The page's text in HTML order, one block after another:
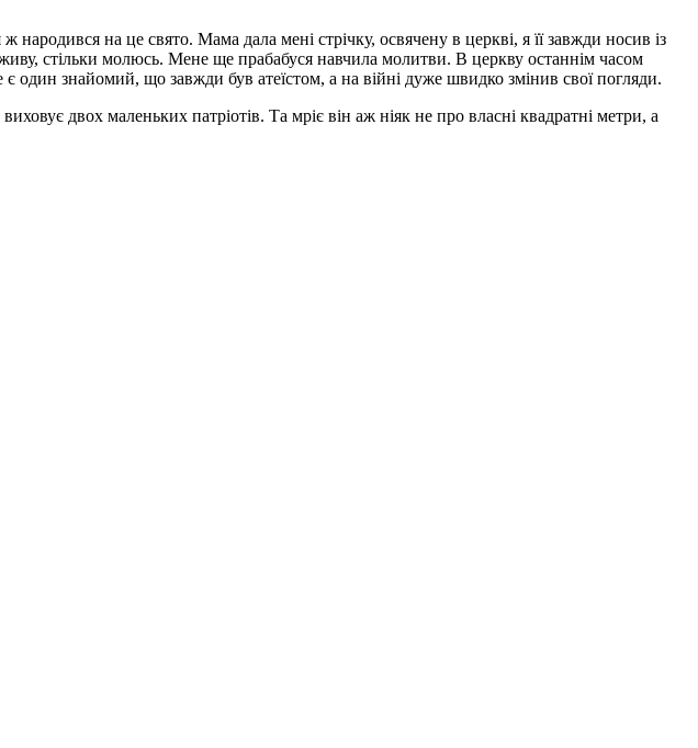
на це свято. Мама дала мені стрічку, освячену в церкві, я її завжди носив із
стільки молюсь. Мене ще прабабуся навчила молитви. В церкву останнім часом
один знайомий, що завжди був атеїстом, а на війні дуже швидко змінив свої погляди.
двох маленьких патріотів. Та мріє він аж ніяк не про власні квадратні метри, а